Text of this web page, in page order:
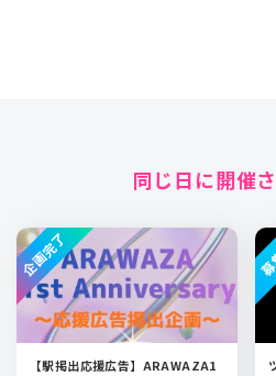
同じ日に開催
【駅掲出応援広告】ARAWAZA1
企画完了